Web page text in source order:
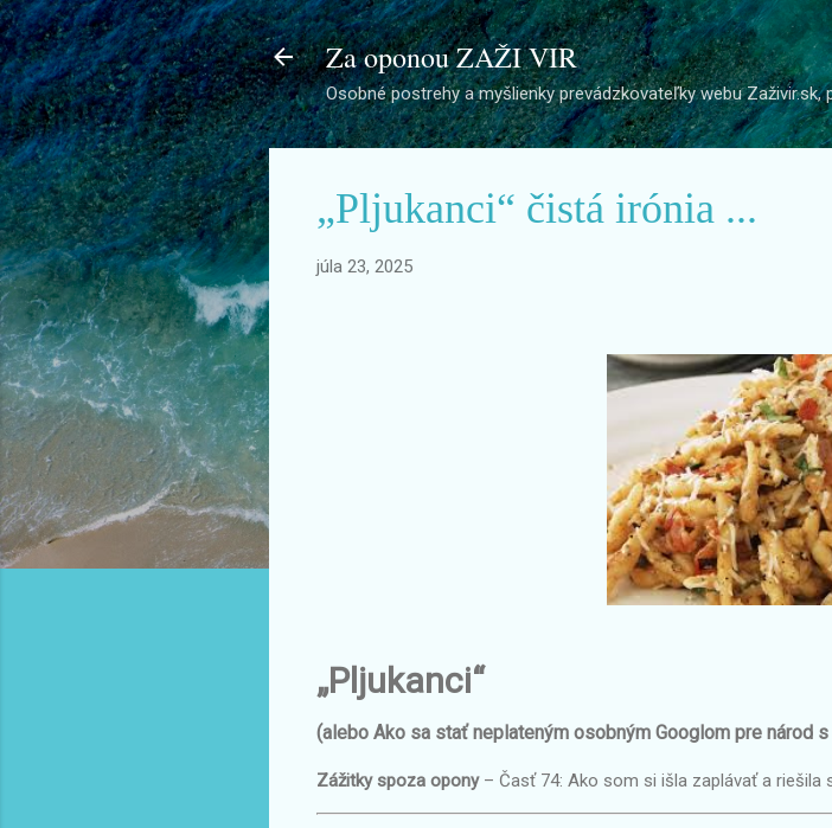
Preskočiť na
Za oponou ZAŽI VIR
Osobné postrehy a myšlienky prevádzkovateľky webu Zaživir.sk,
„Pljukanci“ čistá irónia ...
júla 23, 2025
„Pljukanci“
(alebo Ako sa stať neplateným osobným Googlom pre národ
Zážitky spoza opony– Časť 74: Ako som si išla zaplávať a